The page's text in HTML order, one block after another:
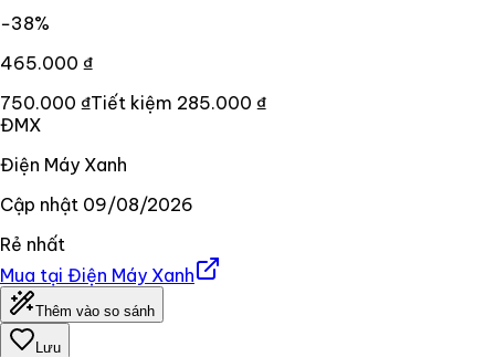
−38%
465.000 ₫
750.000 ₫Tiết kiệm 285.000 ₫
ĐMX
Điện Máy Xanh
Cập nhật 09/08/2026
Rẻ nhất
Mua tại Điện Máy Xanh
Thêm vào so sánh
Lưu